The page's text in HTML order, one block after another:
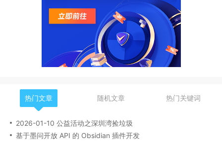
热门文章 随机文章 热门关键词
2026-01-10 公益活动之深圳湾捡垃圾
基于墨问开放 API 的 Obsidian 插件开发